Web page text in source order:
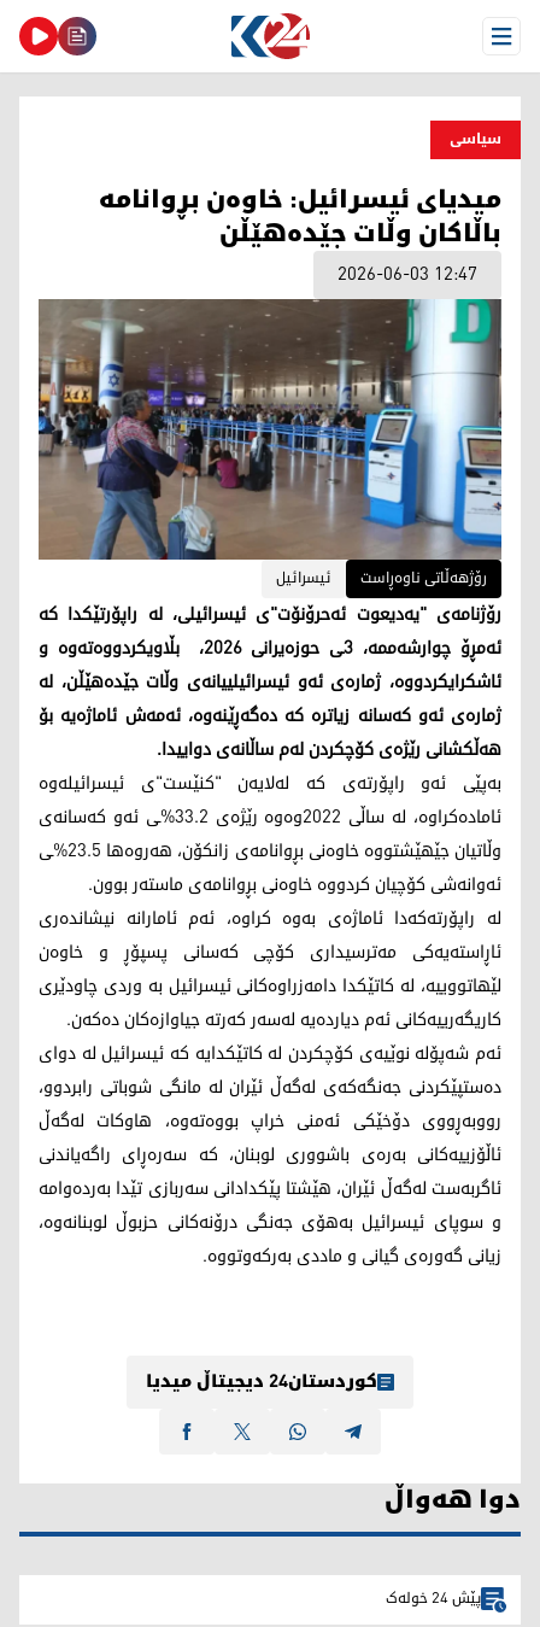
Open Menu
سیاسی
میدیای ئیسرائیل: خاوەن بڕوانامە
باڵاکان وڵات جێدەهێڵن
2026-06-03 12:47
رۆژهەڵاتی ناوەڕاست ئیسرائیل
رۆژنامەی "یەدیعوت ئەحرۆنۆت"ی ئیسرائیلی، لە راپۆرتێکدا کە
ئەمڕۆ چوارشەممە، 3ـی حوزەیرانی 2026، بڵاویکردووەتەوە و
ئاشکرایکردووە، ژمارەی ئەو ئیسرائیلییانەی وڵات جێدەهێڵن، لە
ژمارەی ئەو کەسانە زیاترە کە دەگەڕێنەوە، ئەمەش ئاماژەیە بۆ
هەڵکشانی رێژەی کۆچکردن لەم ساڵانەی دواییدا.
بەپێی ئەو راپۆرتەی کە لەلایەن "کنێست"ی ئیسرائیلەوە
ئامادەکراوە، لە ساڵی 2022وەوە رێژەی 33.2%ـی ئەو کەسانەی
وڵاتیان جێهێشتووە خاوەنی بڕوانامەی زانکۆن، هەروەها 23.5%ـی
ئەوانەشی کۆچیان کردووە خاوەنی بڕوانامەی ماستەر بوون.
لە راپۆرتەکەدا ئاماژەی بەوە کراوە، ئەم ئامارانە نیشاندەری
ئاڕاستەیەکی مەترسیداری کۆچی کەسانی پسپۆڕ و خاوەن
لێهاتووییە، لە کاتێکدا دامەزراوەکانی ئیسرائیل بە وردی چاودێری
کاریگەرییەکانی ئەم دیاردەیە لەسەر کەرتە جیاوازەکان دەکەن.
ئەم شەپۆلە نوێیەی کۆچکردن لە کاتێکدایە کە ئیسرائیل لە دوای
دەستپێکردنی جەنگەکەی لەگەڵ ئێران لە مانگی شوباتی رابردوو،
رووبەڕووی دۆخێکی ئەمنی خراپ بووەتەوە، هاوکات لەگەڵ
ئاڵۆزییەکانی بەرەی باشووری لوبنان، کە سەرەڕای راگەیاندنی
ئاگربەست لەگەڵ ئێران، هێشتا پێکدادانی سەربازی تێدا بەردەوامە
و سوپای ئیسرائیل بەهۆی جەنگی درۆنەکانی حزبوڵ لوبنانەوە،
زیانی گەورەی گیانی و ماددی بەرکەوتووە.
کوردستان24 دیجیتاڵ میدیا
دوا هەواڵ
پێش 24 خولەک